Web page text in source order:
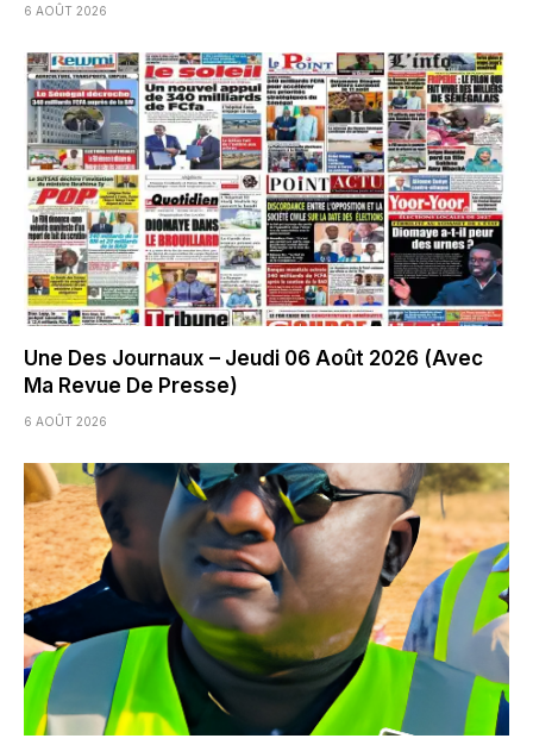
6 AOÛT 2026
Une Des Journaux – Jeudi 06 Août 2026 (Avec
Ma Revue De Presse)
6 AOÛT 2026